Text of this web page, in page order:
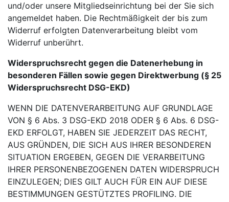
und/oder unsere Mitgliedseinrichtung bei der Sie sich
angemeldet haben. Die Rechtmäßigkeit der bis zum
Widerruf erfolgten Datenverarbeitung bleibt vom
Widerruf unberührt.
Widerspruchsrecht gegen die Datenerhebung in
besonderen Fällen sowie gegen Direktwerbung (§ 25
Widerspruchsrecht DSG-EKD)
WENN DIE DATENVERARBEITUNG AUF GRUNDLAGE
VON § 6 Abs. 3 DSG-EKD 2018 ODER § 6 Abs. 6 DSG-
EKD ERFOLGT, HABEN SIE JEDERZEIT DAS RECHT,
AUS GRÜNDEN, DIE SICH AUS IHRER BESONDEREN
SITUATION ERGEBEN, GEGEN DIE VERARBEITUNG
IHRER PERSONENBEZOGENEN DATEN WIDERSPRUCH
EINZULEGEN; DIES GILT AUCH FÜR EIN AUF DIESE
BESTIMMUNGEN GESTÜTZTES PROFILING. DIE